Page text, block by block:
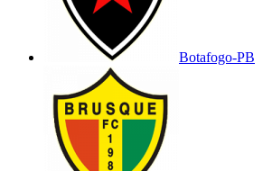
Botafogo-PB